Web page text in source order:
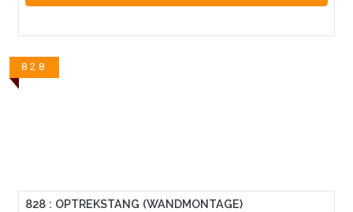
828
828 : OPTREKSTANG (WANDMONTAGE)